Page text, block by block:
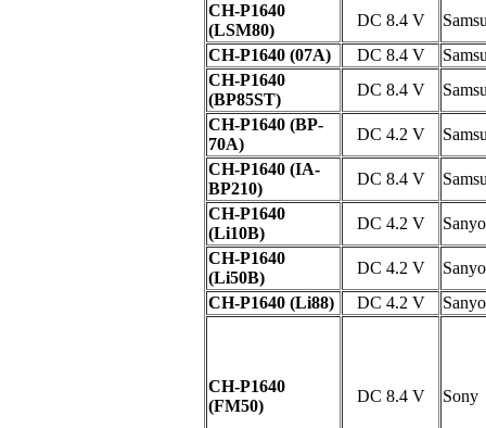
CH-P1640
(LSM80)
DC 8.4 V
CH-P1640 (07A)
DC 8.4 V
CH-P1640
(BP85ST)
DC 8.4 V
CH-P1640 (BP-
70A)
DC 4.2 V
CH-P1640 (IA-
BP210)
DC 8.4 V
CH-P1640
(Li10B)
DC 4.2 V
Sanyo
CH-P1640
(Li50B)
DC 4.2 V
Sanyo
CH-P1640 (Li88)
DC 4.2 V Sanyo
CH-P1640
(FM50)
DC 8.4 V Sony